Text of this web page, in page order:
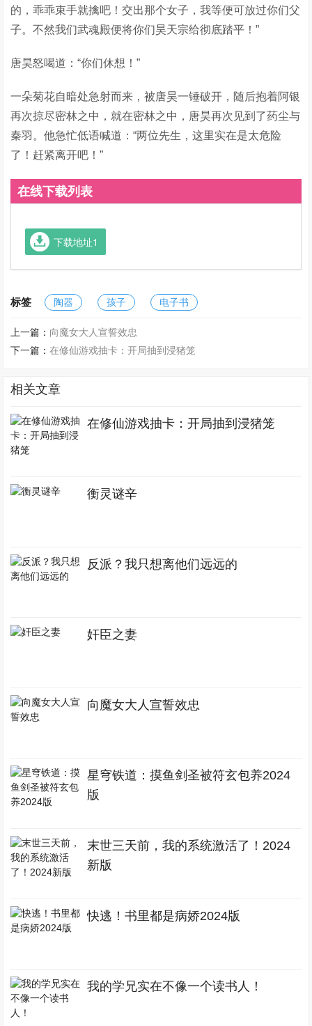
的，乖乖束手就擒吧！交出那个女子，我等便可放过你们父
子。不然我们武魂殿便将你们昊天宗给彻底踏平！”
唐昊怒喝道：“你们休想！”
一朵菊花自暗处急射而来，被唐昊一锤破开，随后抱着阿银
再次掠尽密林之中，就在密林之中，唐昊再次见到了药尘与
秦羽。他急忙低语喊道：“两位先生，这里实在是太危险
了！赶紧离开吧！”
在线下载列表
下载地址1
标签 陶器 孩子 电子书
上一篇： 向魔女大人宣誓效忠
下一篇：在修仙游戏抽卡：开局抽到浸猪笼
相关文章
在修仙游戏抽卡：开局抽到浸猪笼
衡灵谜辛
反派？我只想离他们远远的
奸臣之妻
向魔女大人宣誓效忠
星穹铁道：摸鱼剑圣被符玄包养2024
版
末世三天前，我的系统激活了！2024
新版
快逃！书里都是病娇2024版
我的学兄实在不像一个读书人！